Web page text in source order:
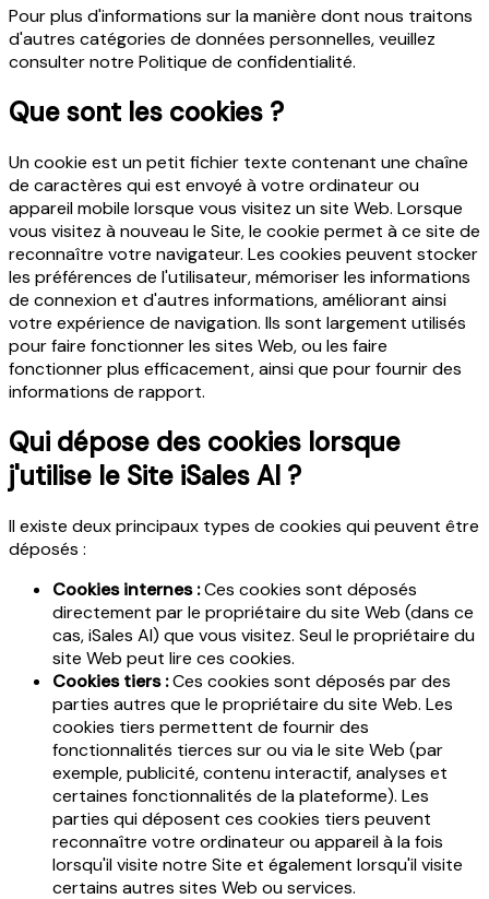
Pour plus d'informations sur la manière dont nous traitons
d'autres catégories de données personnelles, veuillez
consulter notre Politique de confidentialité.
Que sont les cookies ?
Un cookie est un petit fichier texte contenant une chaîne
de caractères qui est envoyé à votre ordinateur ou
appareil mobile lorsque vous visitez un site Web. Lorsque
vous visitez à nouveau le Site, le cookie permet à ce site de
reconnaître votre navigateur. Les cookies peuvent stocker
les préférences de l'utilisateur, mémoriser les informations
de connexion et d'autres informations, améliorant ainsi
votre expérience de navigation. Ils sont largement utilisés
pour faire fonctionner les sites Web, ou les faire
fonctionner plus efficacement, ainsi que pour fournir des
informations de rapport.
Qui dépose des cookies lorsque
j'utilise le Site iSales AI ?
Il existe deux principaux types de cookies qui peuvent être
déposés :
Cookies internes :Ces cookies sont déposés
directement par le propriétaire du site Web (dans ce
cas, iSales AI) que vous visitez. Seul le propriétaire du
site Web peut lire ces cookies.
Cookies tiers :Ces cookies sont déposés par des
parties autres que le propriétaire du site Web. Les
cookies tiers permettent de fournir des
fonctionnalités tierces sur ou via le site Web (par
exemple, publicité, contenu interactif, analyses et
certaines fonctionnalités de la plateforme). Les
parties qui déposent ces cookies tiers peuvent
reconnaître votre ordinateur ou appareil à la fois
lorsqu'il visite notre Site et également lorsqu'il visite
certains autres sites Web ou services.